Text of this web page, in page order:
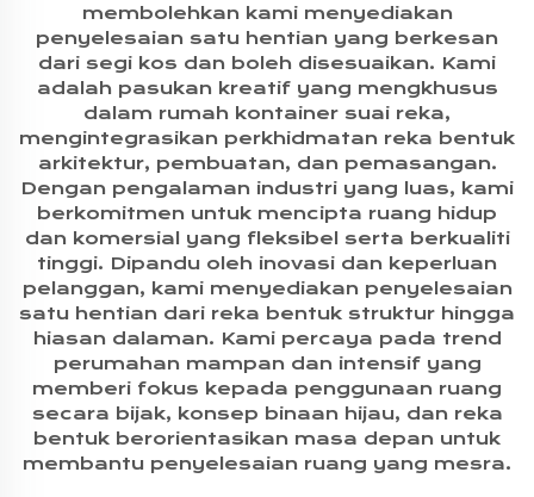
membolehkan kami menyediakan
penyelesaian satu hentian yang berkesan
dari segi kos dan boleh disesuaikan. Kami
adalah pasukan kreatif yang mengkhusus
dalam rumah kontainer suai reka,
mengintegrasikan perkhidmatan reka bentuk
arkitektur, pembuatan, dan pemasangan.
Dengan pengalaman industri yang luas, kami
berkomitmen untuk mencipta ruang hidup
dan komersial yang fleksibel serta berkualiti
tinggi. Dipandu oleh inovasi dan keperluan
pelanggan, kami menyediakan penyelesaian
satu hentian dari reka bentuk struktur hingga
hiasan dalaman. Kami percaya pada trend
perumahan mampan dan intensif yang
memberi fokus kepada penggunaan ruang
secara bijak, konsep binaan hijau, dan reka
bentuk berorientasikan masa depan untuk
membantu penyelesaian ruang yang mesra.